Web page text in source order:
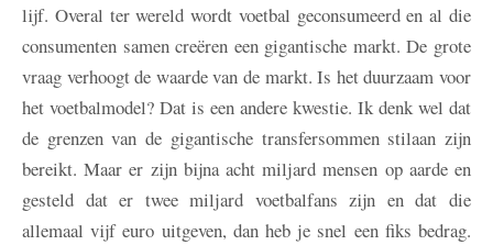
lijf. Overal ter wereld wordt voetbal geconsumeerd en al die
consumenten samen creëren een gigantische markt. De grote
vraag verhoogt de waarde van de markt. Is het duurzaam voor
het voetbalmodel? Dat is een andere kwestie. Ik denk wel dat
de grenzen van de gigantische transfersommen stilaan zijn
bereikt. Maar er zijn bijna acht miljard mensen op aarde en
gesteld dat er twee miljard voetbalfans zijn en dat die
allemaal vijf euro uitgeven, dan heb je snel een fiks bedrag.